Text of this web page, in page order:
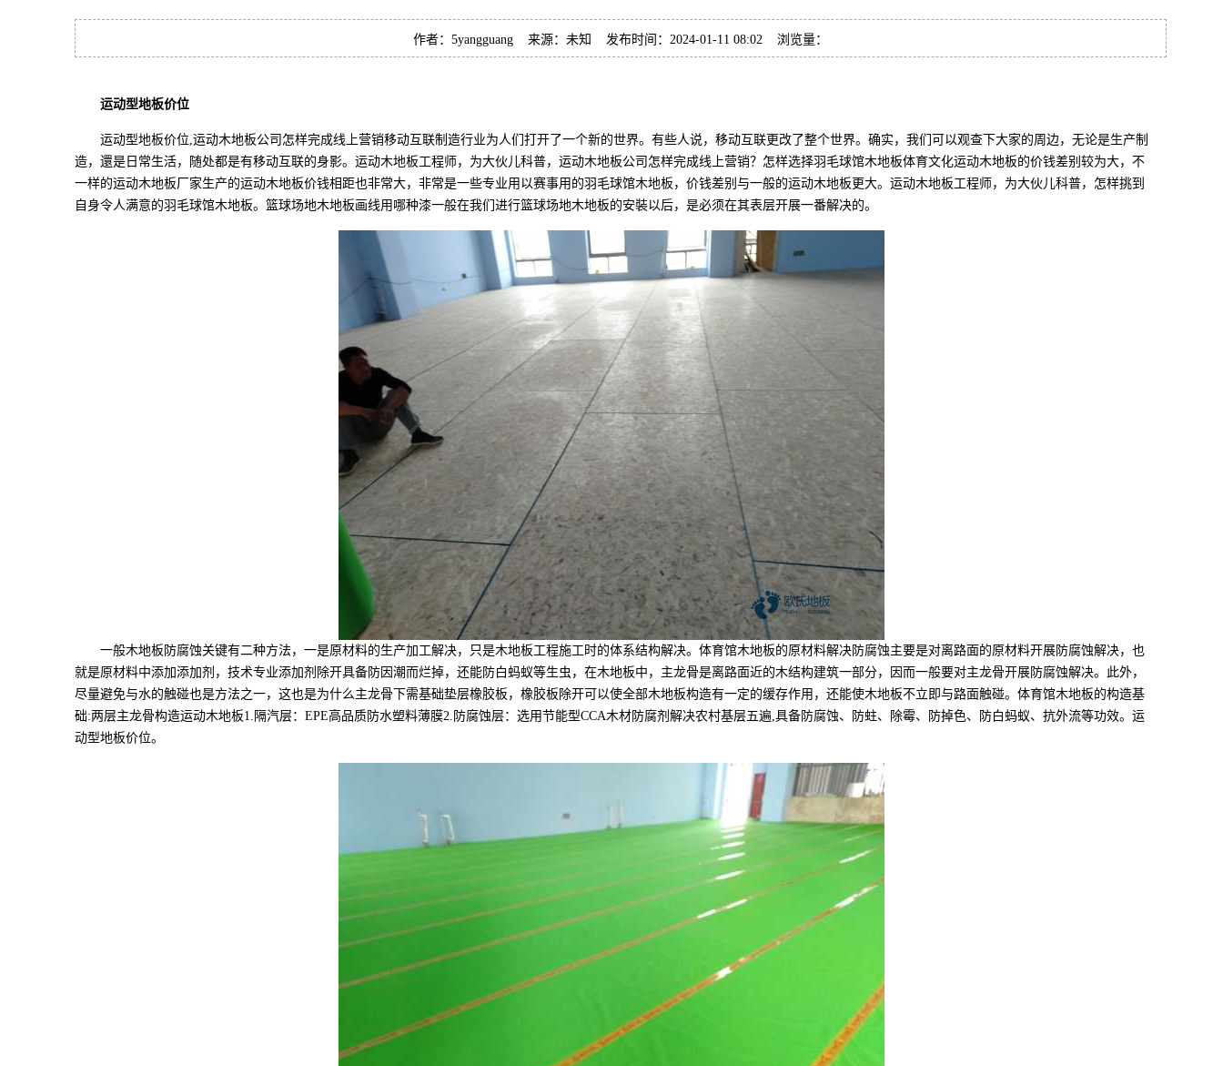
作者：5yangguang 来源：未知 发布时间：2024-01-11 08:02 浏览量：
运动型地板价位
运动型地板价位,运动木地板公司怎样完成线上营销移动互联制造行业为人们打开了一个新的世界。有些人说，移动互联更改了整个世界。确实，我们可以观查下大家的周边，无论是生产制
造，還是日常生活，随处都是有移动互联的身影。运动木地板工程师，为大伙儿科普，运动木地板公司怎样完成线上营销？怎样选择羽毛球馆木地板体育文化运动木地板的价钱差别较为大，不
一样的运动木地板厂家生产的运动木地板价钱相距也非常大，非常是一些专业用以赛事用的羽毛球馆木地板，价钱差别与一般的运动木地板更大。运动木地板工程师，为大伙儿科普，怎样挑到
自身令人满意的羽毛球馆木地板。篮球场地木地板画线用哪种漆一般在我们进行篮球场地木地板的安裝以后，是必须在其表层开展一番解决的。
一般木地板防腐蚀关键有二种方法，一是原材料的生产加工解决，只是木地板工程施工时的体系结构解决。体育馆木地板的原材料解决防腐蚀主要是对离路面的原材料开展防腐蚀解决，也
就是原材料中添加添加剂，技术专业添加剂除开具备防因潮而烂掉，还能防白蚂蚁等生虫，在木地板中，主龙骨是离路面近的木结构建筑一部分，因而一般要对主龙骨开展防腐蚀解决。此外，
尽量避免与水的触碰也是方法之一，这也是为什么主龙骨下需基础垫层橡胶板，橡胶板除开可以使全部木地板构造有一定的缓存作用，还能使木地板不立即与路面触碰。体育馆木地板的构造基
础:两层主龙骨构造运动木地板1.隔汽层：EPE高品质防水塑料薄膜2.防腐蚀层：选用节能型CCA木材防腐剂解决农村基层五遍,具备防腐蚀、防蛀、除霉、防掉色、防白蚂蚁、抗外流等功效。运
动型地板价位。